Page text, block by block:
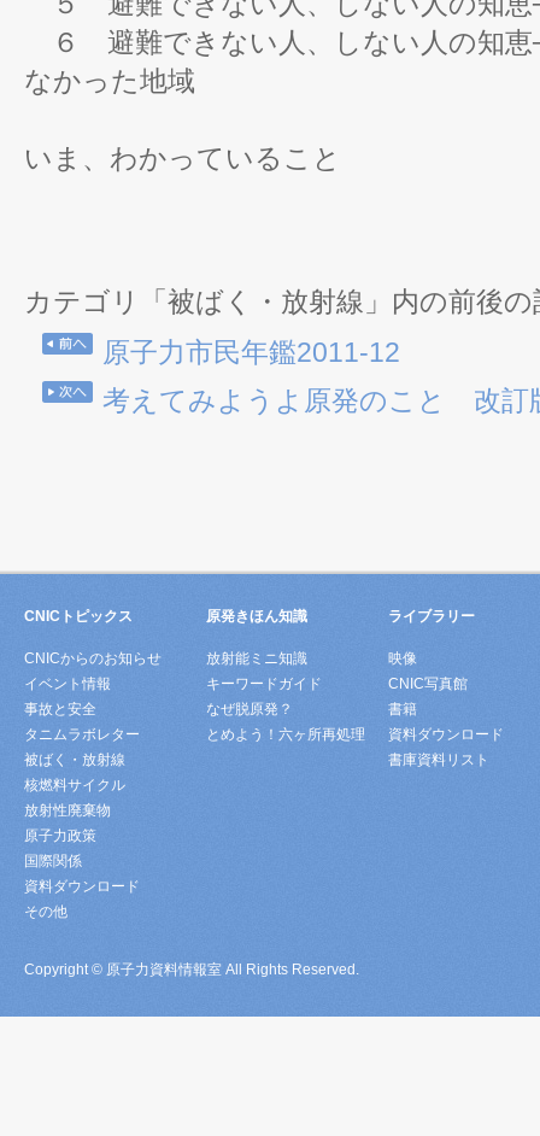
６ 避難できない人、しない人の知恵
なかった地域
いま、わかっていること
カテゴリ「被ばく・放射線」内の前後の
原子力市民年鑑2011-12
考えてみようよ原発のこと 改訂
CNICトピックス
CNICからのお知らせ
イベント情報
事故と安全
タニムラボレター
被ばく・放射線
核燃料サイクル
放射性廃棄物
原子力政策
国際関係
資料ダウンロード
その他
原発きほん知識
放射能ミニ知識
キーワードガイド
なぜ脱原発？
とめよう！六ヶ所再処理
ライブラリー
映像
CNIC写真館
書籍
資料ダウンロード
書庫資料リスト
Copyright © 原子力資料情報室 All Rights Reserved.